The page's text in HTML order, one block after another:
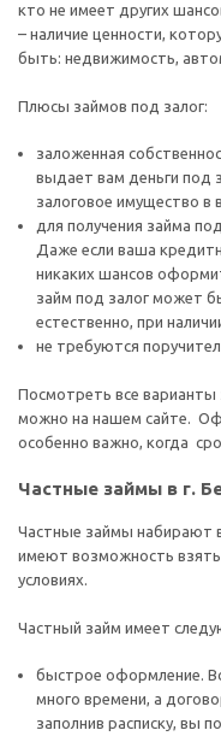
кто не имеет других
– наличие ценности,
быть: недвижимость,
Плюсы займов под залог:
заложенная
выдает вам деньги под
залоговое имущество в
для получения займа
Даже если ваша
никаких шансов
займ под залог может
естественно, при
не требуются
Посмотреть все варианты
можно на нашем сайте.
особенно важно, когда
Частные займы в г.
Частные займы набирают
имеют возможность взять
условиях.
Частный займ имеет
быстрое оформление.
много времени, а
заполнив расписку, вы